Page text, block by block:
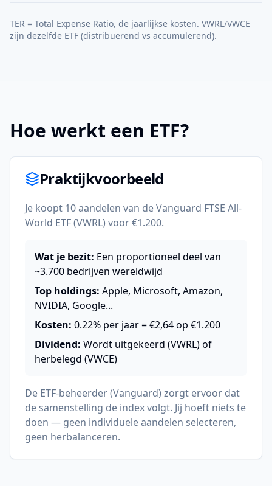
TER = Total Expense Ratio, de jaarlijkse kosten. VWRL/VWCE
zijn dezelfde ETF (distribuerend vs accumulerend).
Hoe werkt een ETF?
Praktijkvoorbeeld
Je koopt 10 aandelen van de Vanguard FTSE All-
World ETF (VWRL) voor €1.200.
Wat je bezit: Een proportioneel deel van
~3.700 bedrijven wereldwijd
Top holdings: Apple, Microsoft, Amazon,
NVIDIA, Google...
Kosten: 0.22% per jaar = €2,64 op €1.200
Dividend: Wordt uitgekeerd (VWRL) of
herbelegd (VWCE)
De ETF-beheerder (Vanguard) zorgt ervoor dat
de samenstelling de index volgt. Jij hoeft niets te
doen — geen individuele aandelen selecteren,
geen herbalanceren.